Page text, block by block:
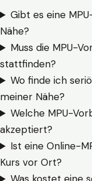
Gibt es eine
Nähe?
Muss die MPU-
stattfinden?
Wo finde ich
meiner Nähe?
Welche MPU-
akzeptiert?
Ist eine Online-
Kurs vor Ort?